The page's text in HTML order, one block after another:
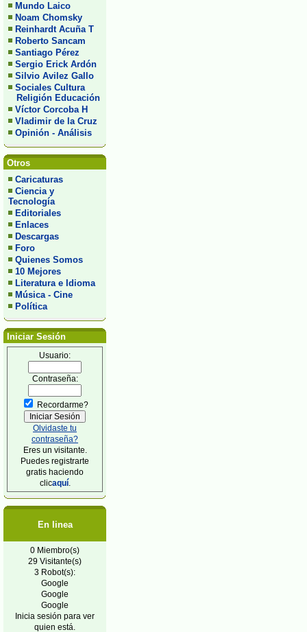
Mundo Laico
Noam Chomsky
Reinhardt Acuña T
Roberto Sancam
Santiago Pérez
Sergio Erick Ardón
Silvio Avilez Gallo
Sociales Cultura
Religión Educación
Víctor Corcoba H
Vladimir de la Cruz
Opinión - Análisis
Otros
Caricaturas
Ciencia y
Tecnología
Editoriales
Enlaces
Descargas
Foro
Quienes Somos
10 Mejores
Literatura e Idioma
Música - Cine
Política
Iniciar Sesión
Usuario:
Contraseña:
Recordarme?
Olvidaste tu
contraseña?
Eres un visitante.
Puedes registrarte
gratis haciendo
clicaquí.
En linea
0 Miembro(s)
29 Visitante(s)
3 Robot(s):
Google
Google
Google
Inicia sesión para ver
quien está.